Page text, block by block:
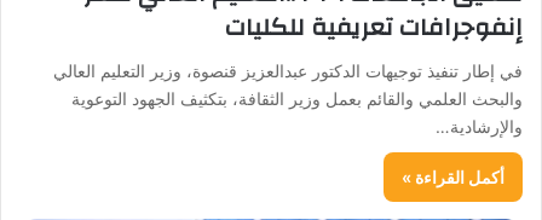
إنفوجرافات تعريفية للكليات
في إطار تنفيذ توجيهات الدكتور عبدالعزيز قنصوة، وزير التعليم العالي
والبحث العلمي والقائم بعمل وزير الثقافة، بتكثيف الجهود التوعوية
والإرشادية…
أكمل القراءة »